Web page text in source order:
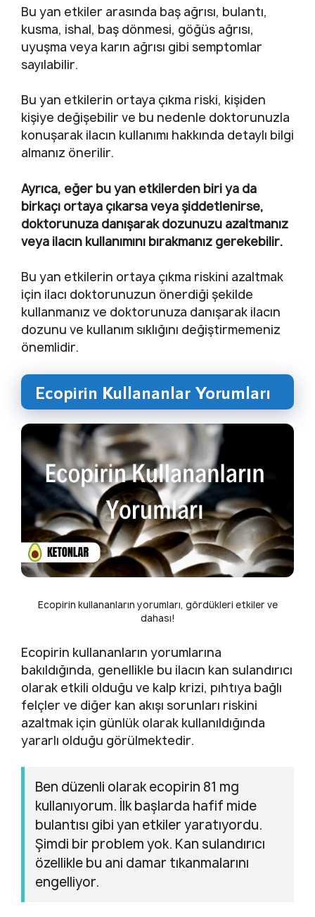
Bu yan etkiler arasında baş ağrısı, bulantı,
kusma, ishal, baş dönmesi, göğüs ağrısı,
uyuşma veya karın ağrısı gibi semptomlar
sayılabilir.
Bu yan etkilerin ortaya çıkma riski, kişiden
kişiye değişebilir ve bu nedenle doktorunuzla
konuşarak ilacın kullanımı hakkında detaylı bilgi
almanız önerilir.
Ayrıca, eğer bu yan etkilerden biri ya da
birkaçı ortaya çıkarsa veya şiddetlenirse,
doktorunuza danışarak dozunuzu azaltmanız
veya ilacın kullanımını bırakmanız gerekebilir.
Bu yan etkilerin ortaya çıkma riskini azaltmak
için ilacı doktorunuzun önerdiği şekilde
kullanmanız ve doktorunuza danışarak ilacın
dozunu ve kullanım sıklığını değiştirmemeniz
önemlidir.
Ecopirin Kullananlar Yorumları
Ecopirin kullananların yorumları, gördükleri etkiler ve
dahası!
Ecopirin kullananların yorumlarına
bakıldığında, genellikle bu ilacın kan sulandırıcı
olarak etkili olduğu ve kalp krizi, pıhtıya bağlı
felçler ve diğer kan akışı sorunları riskini
azaltmak için günlük olarak kullanıldığında
yararlı olduğu görülmektedir.
Ben düzenli olarak ecopirin 81 mg
kullanıyorum. İlk başlarda hafif mide
bulantısı gibi yan etkiler yaratıyordu.
Şimdi bir problem yok. Kan sulandırıcı
özellikle bu ani damar tıkanmalarını
engelliyor.